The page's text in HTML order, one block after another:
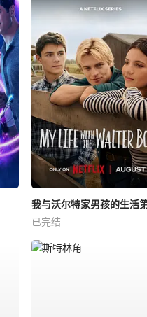
我与沃尔特家男孩的生活
已完结